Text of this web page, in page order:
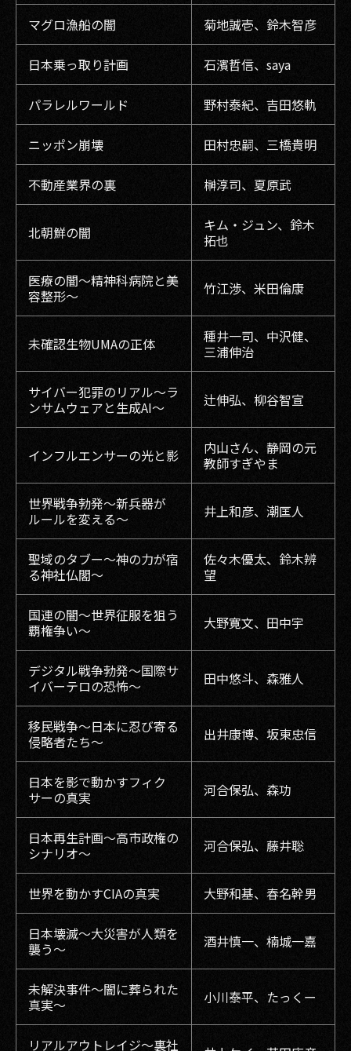
マグロ漁船の闇 菊地誠壱、鈴木智彦
日本乗っ取り計画 石濱哲信、saya
パラレルワールド 野村泰紀、吉田悠軌
ニッポン崩壊 田村忠嗣、三橋貴明
不動産業界の裏 榊淳司、夏原武
北朝鮮の闇
キム・ジュン、鈴木
拓也
医療の闇～精神科病院と美
容整形～
竹江渉、米田倫康
未確認生物UMAの正体
種井一司、中沢健、
三浦伸治
サイバー犯罪のリアル〜ラ
ンサムウェアと生成AI〜
辻伸弘、柳谷智宣
インフルエンサーの光と影
内山さん、静岡の元
教師すぎやま
世界戦争勃発〜新兵器が
ルールを変える～
井上和彦、潮匡人
聖域のタブー〜神の力が宿
る神社仏閣〜
佐々木優太、鈴木辨
望
国連の闇〜世界征服を狙う
覇権争い〜
大野寛文、田中宇
デジタル戦争勃発〜国際サ
イバーテロの恐怖〜
田中悠斗、森雅人
移民戦争〜日本に忍び寄る
侵略者たち〜
出井康博、坂東忠信
日本を影で動かすフィク
サーの真実
河合保弘、森功
日本再生計画〜高市政権の
シナリオ〜
河合保弘、藤井聡
世界を動かすCIAの真実 大野和基、春名幹男
日本壊滅〜大災害が人類を
襲う〜
酒井慎一、楠城一嘉
未解決事件〜闇に葬られた
真実〜
小川泰平、たっくー
リアルアウトレイジ〜裏社